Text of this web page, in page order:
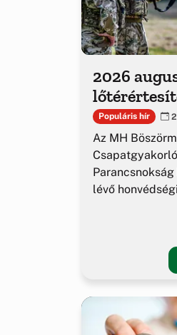
2026
Populáris hír
Az MH
lévő